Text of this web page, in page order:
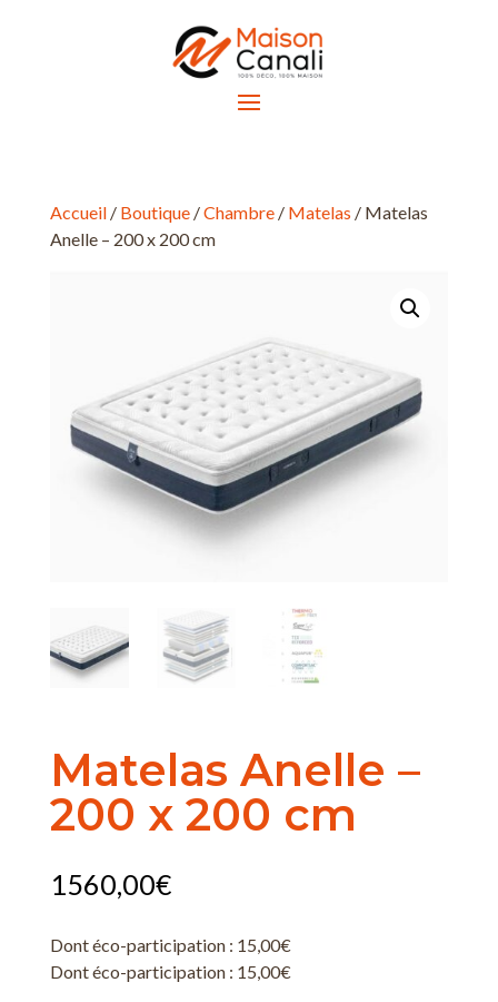
Accueil/ Boutique/Chambre/ Matelas / Matelas
Anelle – 200 x 200 cm
Matelas Anelle –
200 x 200 cm
1560,00€
Dont éco-participation : 15,00€
Dont éco-participation : 15,00€